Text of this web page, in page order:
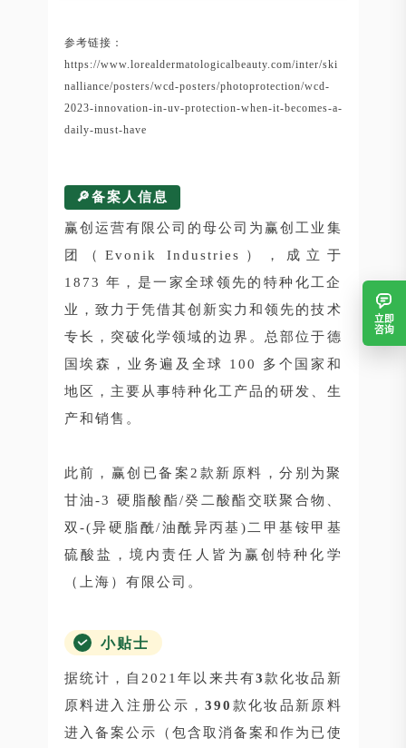
参考链接：
https://www.lorealdermatologicalbeauty.com/inter/ski
nalliance/posters/wcd-posters/photoprotection/wcd-
2023-innovation-in-uv-protection-when-it-becomes-a-
daily-must-have
🔎备案人信息
赢创运营有限公司的母公司为赢创工业集
团（Evonik Industries），成立于
1873 年，是一家全球领先的特种化工企
业，致力于凭借其创新实力和领先的技术
专长，突破化学领域的边界。总部位于德
国埃森，业务遍及全球 100 多个国家和
地区，主要从事特种化工产品的研发、生
产和销售。
此前，赢创已备案2款新原料，分别为聚
甘油-3 硬脂酸酯/癸二酸酯交联聚合物、
双-(异硬脂酰/油酰异丙基)二甲基铵甲基
硫酸盐，境内责任人皆为赢创特种化学
（上海）有限公司。
小贴士
据统计，自2021年以来共有3款化妆品新
原料进入注册公示，390 款化妆品新原料
进入备案公示（包含取消备案和作为已使
立即
咨询